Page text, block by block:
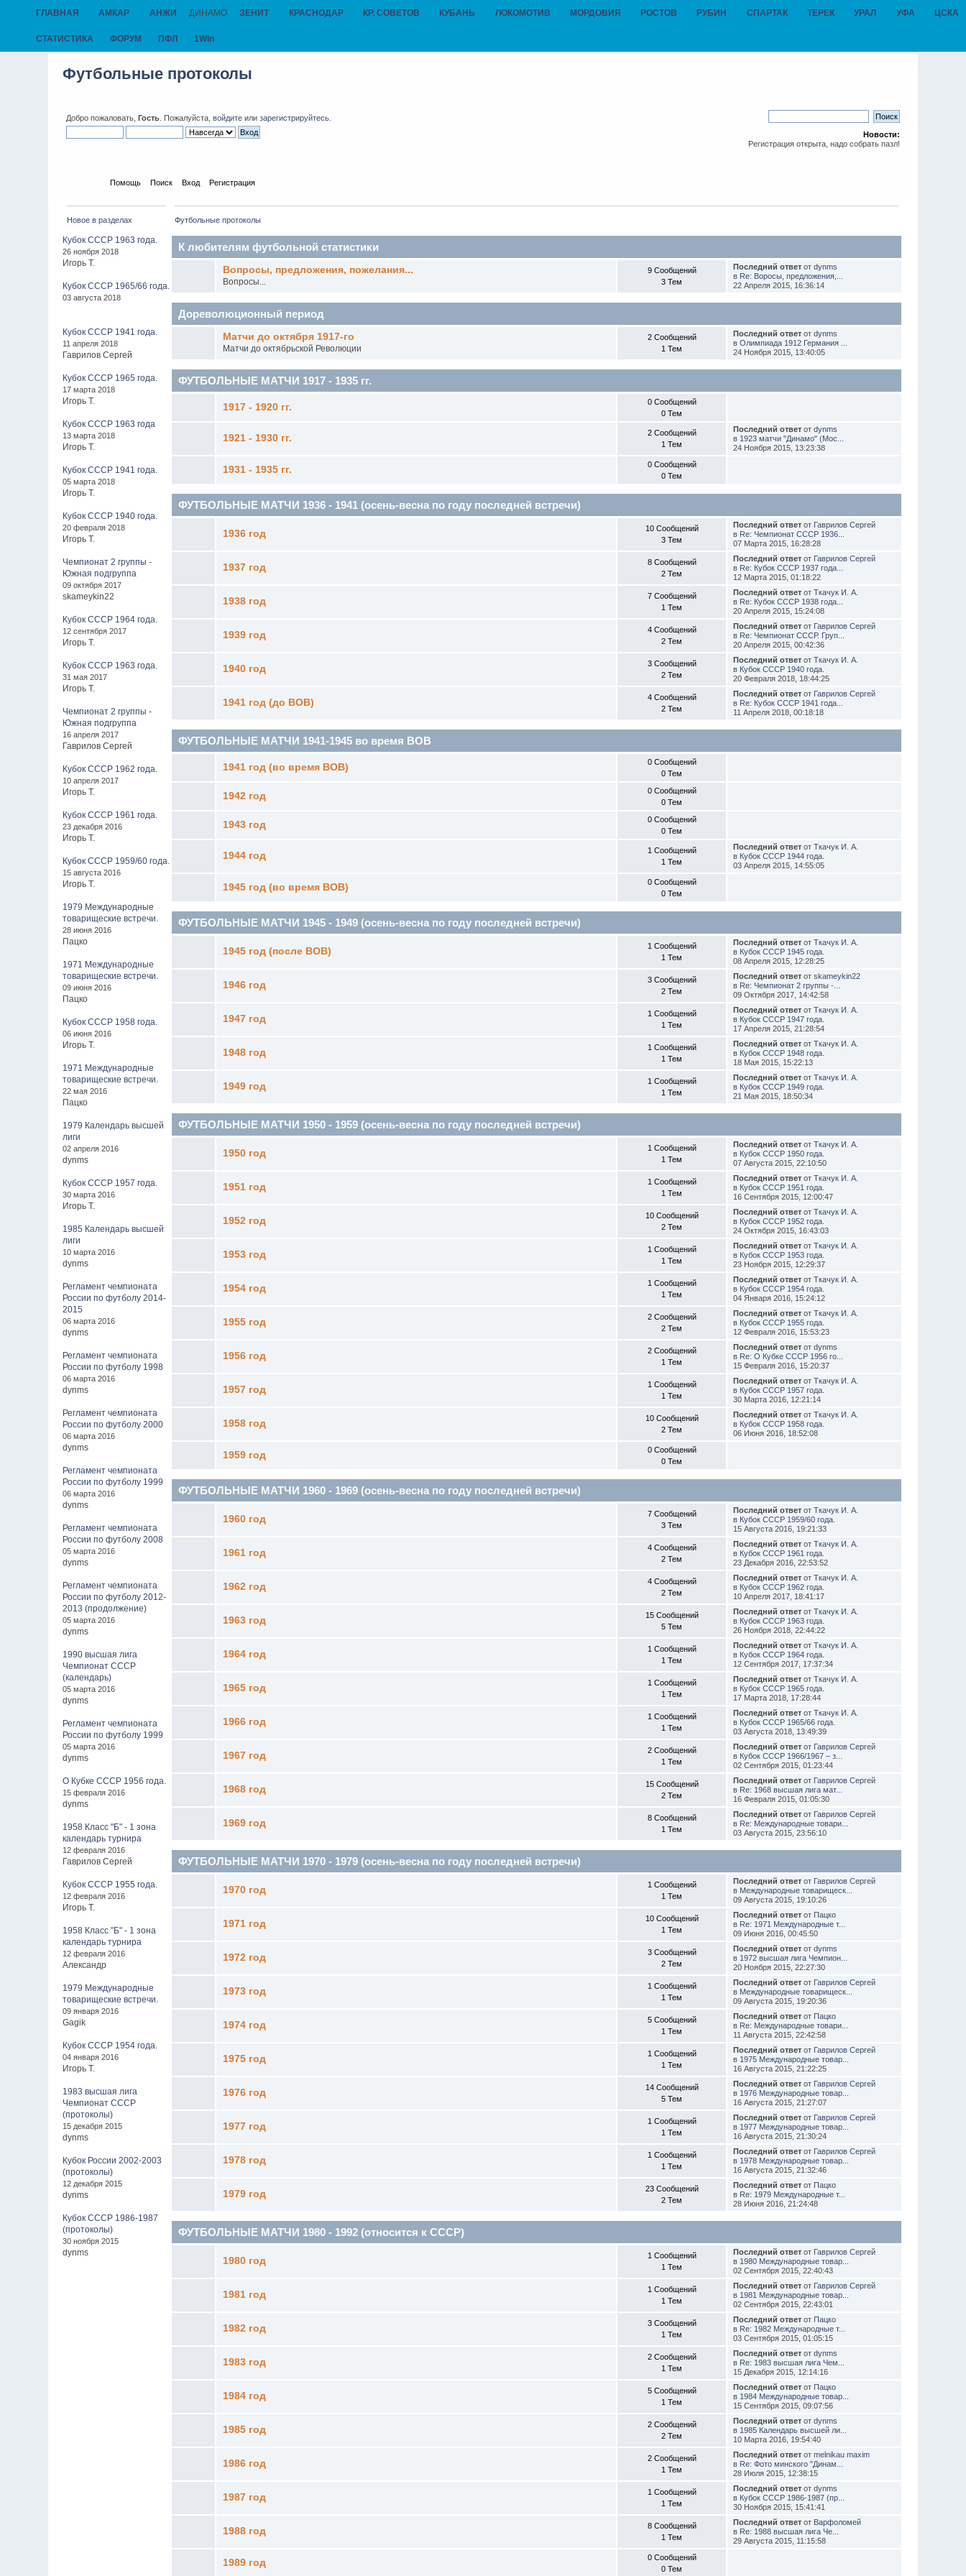
ГЛАВНАЯ АМКАР АНЖИ ДИНАМО ЗЕНИТ КРАСНОДАР КР. СОВЕТОВ КУБАНЬ ЛОКОМОТИВ МОРДОВИЯ РОСТОВ РУБИН СПАРТАК ТЕРЕК УРАЛ УФА ЦСКА
СТАТИСТИКА ФОРУМ ПФЛ 1Win
Футбольные протоколы
Добро пожаловать,Гость . Пожалуйста,войдите илизарегистрируйтесь
Новости:
Регистрация открыта, надо собрать пазл!
Помощь Поиск Вход Регистрация
Новое в разделах
Кубок СССР 1963 года.
26 ноября 2018
Игорь Т.
Кубок СССР 1965/66 года.
03 августа 2018
Кубок СССР 1941 года.
11 апреля 2018
Гаврилов Сергей
Кубок СССР 1965 года.
17 марта 2018
Игорь Т.
Кубок СССР 1963 года
13 марта 2018
Игорь Т.
Кубок СССР 1941 года.
05 марта 2018
Игорь Т.
Кубок СССР 1940 года.
20 февраля 2018
Игорь Т.
Чемпионат 2 группы -
Южная подгруппа
09 октября 2017
skameykin22
Кубок СССР 1964 года.
12 сентября 2017
Игорь Т.
Кубок СССР 1963 года.
31 мая 2017
Игорь Т.
Чемпионат 2 группы -
Южная подгруппа
16 апреля 2017
Гаврилов Сергей
Кубок СССР 1962 года.
10 апреля 2017
Игорь Т.
Кубок СССР 1961 года.
23 декабря 2016
Игорь Т.
Кубок СССР 1959/60 года.
15 августа 2016
Игорь Т.
1979 Международные
товарищеские встречи.
28 июня 2016
Пацко
1971 Международные
товарищеские встречи.
09 июня 2016
Пацко
Кубок СССР 1958 года.
06 июня 2016
Игорь Т.
1971 Международные
товарищеские встречи.
22 мая 2016
Пацко
1979 Календарь высшей
лиги
02 апреля 2016
dynms
Кубок СССР 1957 года.
30 марта 2016
Игорь Т.
1985 Календарь высшей
лиги
10 марта 2016
dynms
Регламент чемпионата
России по футболу 2014-
2015
06 марта 2016
dynms
Регламент чемпионата
России по футболу 1998
06 марта 2016
dynms
Регламент чемпионата
России по футболу 2000
06 марта 2016
dynms
Регламент чемпионата
России по футболу 1999
06 марта 2016
dynms
Регламент чемпионата
России по футболу 2008
05 марта 2016
dynms
Регламент чемпионата
России по футболу 2012-
2013 (продолжение)
05 марта 2016
dynms
1990 высшая лига
Чемпионат СССР
(календарь)
05 марта 2016
dynms
Регламент чемпионата
России по футболу 1999
05 марта 2016
dynms
О Кубке СССР 1956 года.
15 февраля 2016
dynms
1958 Класс "Б" - 1 зона
календарь турнира
12 февраля 2016
Гаврилов Сергей
Кубок СССР 1955 года.
12 февраля 2016
Игорь Т.
1958 Класс "Б" - 1 зона
календарь турнира
12 февраля 2016
Александр
1979 Международные
товарищеские встречи.
09 января 2016
Gagik
Кубок СССР 1954 года.
04 января 2016
Игорь Т.
1983 высшая лига
Чемпионат СССР
(протоколы)
15 декабря 2015
dynms
Кубок России 2002-2003
(протоколы)
12 декабря 2015
dynms
Кубок СССР 1986-1987
(протоколы)
30 ноября 2015
dynms
Футбольные протоколы
К любителям футбольной статистики
Вопросы, предложения, пожелания...
Вопросы...
9 Сообщений
3 Тем
Последний ответот dynms
в Re: Воросы, предложения,...
22 Апреля 2015, 16:36:14
Дореволюционный период
Матчи до октября 1917-го
Матчи до октябрьской Революции
2 Сообщений
1 Тем
Последний ответот dynms
в Олимпиада 1912 Германия ...
24 Ноября 2015, 13:40:05
ФУТБОЛЬНЫЕ МАТЧИ 1917 - 1935 гг.
1917 - 1920 гг.
0 Сообщений
0 Тем
1921 - 1930 гг.
2 Сообщений
1 Тем
Последний ответот dynms
в 1923 матчи "Динамо" (Мос...
24 Ноября 2015, 13:23:38
1931 - 1935 гг.
0 Сообщений
0 Тем
ФУТБОЛЬНЫЕ МАТЧИ 1936 - 1941 (осень-весна по году последней встречи)
1936 год
10 Сообщений
3 Тем
Последний ответот Гаврилов Сергей
в Re: Чемпионат СССР 1936...
07 Марта 2015, 16:28:28
1937 год
8 Сообщений
2 Тем
Последний ответот Гаврилов Сергей
в Re: Кубок СССР 1937 года...
12 Марта 2015, 01:18:22
1938 год
7 Сообщений
1 Тем
Последний ответот Ткачук И. А.
в Re: Кубок СССР 1938 года...
20 Апреля 2015, 15:24:08
1939 год
4 Сообщений
2 Тем
Последний ответот Гаврилов Сергей
в Re: Чемпионат СССР. Груп...
20 Апреля 2015, 00:42:36
1940 год
3 Сообщений
2 Тем
Последний ответот Ткачук И. А.
в Кубок СССР 1940 года.
20 Февраля 2018, 18:44:25
1941 год (до ВОВ)
4 Сообщений
2 Тем
Последний ответот Гаврилов Сергей
в Re: Кубок СССР 1941 года...
11 Апреля 2018, 00:18:18
ФУТБОЛЬНЫЕ МАТЧИ 1941-1945 во время ВОВ
1941 год (во время ВОВ)
0 Сообщений
0 Тем
1942 год
0 Сообщений
0 Тем
1943 год
0 Сообщений
0 Тем
1944 год
1 Сообщений
1 Тем
Последний ответот Ткачук И. А.
в Кубок СССР 1944 года.
03 Апреля 2015, 14:55:05
1945 год (во время ВОВ)
0 Сообщений
0 Тем
ФУТБОЛЬНЫЕ МАТЧИ 1945 - 1949 (осень-весна по году последней встречи)
1945 год (после ВОВ)
1 Сообщений
1 Тем
Последний ответот Ткачук И. А.
в Кубок СССР 1945 года.
08 Апреля 2015, 12:28:25
1946 год
3 Сообщений
2 Тем
Последний ответот skameykin22
в Re: Чемпионат 2 группы -...
09 Октября 2017, 14:42:58
1947 год
1 Сообщений
1 Тем
Последний ответот Ткачук И. А.
в Кубок СССР 1947 года.
17 Апреля 2015, 21:28:54
1948 год
1 Сообщений
1 Тем
Последний ответот Ткачук И. А.
в Кубок СССР 1948 года.
18 Мая 2015, 15:22:13
1949 год
1 Сообщений
1 Тем
Последний ответот Ткачук И. А.
в Кубок СССР 1949 года.
21 Мая 2015, 18:50:34
ФУТБОЛЬНЫЕ МАТЧИ 1950 - 1959 (осень-весна по году последней встречи)
1950 год
1 Сообщений
1 Тем
Последний ответот Ткачук И. А.
в Кубок СССР 1950 года.
07 Августа 2015, 22:10:50
1951 год
1 Сообщений
1 Тем
Последний ответот Ткачук И. А.
в Кубок СССР 1951 года.
16 Сентября 2015, 12:00:47
1952 год
10 Сообщений
2 Тем
Последний ответот Ткачук И. А.
в Кубок СССР 1952 года.
24 Октября 2015, 16:43:03
1953 год
1 Сообщений
1 Тем
Последний ответот Ткачук И. А.
в Кубок СССР 1953 года.
23 Ноября 2015, 12:29:37
1954 год
1 Сообщений
1 Тем
Последний ответот Ткачук И. А.
в Кубок СССР 1954 года.
04 Января 2016, 15:24:12
1955 год
2 Сообщений
2 Тем
Последний ответот Ткачук И. А.
в Кубок СССР 1955 года.
12 Февраля 2016, 15:53:23
1956 год
2 Сообщений
1 Тем
Последний ответот dynms
в Re: О Кубке СССР 1956 го...
15 Февраля 2016, 15:20:37
1957 год
1 Сообщений
1 Тем
Последний ответот Ткачук И. А.
в Кубок СССР 1957 года.
30 Марта 2016, 12:21:14
1958 год
10 Сообщений
2 Тем
Последний ответот Ткачук И. А.
в Кубок СССР 1958 года.
06 Июня 2016, 18:52:08
1959 год
0 Сообщений
0 Тем
ФУТБОЛЬНЫЕ МАТЧИ 1960 - 1969 (осень-весна по году последней встречи)
1960 год
7 Сообщений
3 Тем
Последний ответот Ткачук И. А.
в Кубок СССР 1959/60 года.
15 Августа 2016, 19:21:33
1961 год
4 Сообщений
2 Тем
Последний ответот Ткачук И. А.
в Кубок СССР 1961 года.
23 Декабря 2016, 22:53:52
1962 год
4 Сообщений
2 Тем
Последний ответот Ткачук И. А.
в Кубок СССР 1962 года.
10 Апреля 2017, 18:41:17
1963 год
15 Сообщений
5 Тем
Последний ответот Ткачук И. А.
в Кубок СССР 1963 года.
26 Ноября 2018, 22:44:22
1964 год
1 Сообщений
1 Тем
Последний ответот Ткачук И. А.
в Кубок СССР 1964 года.
12 Сентября 2017, 17:37:34
1965 год
1 Сообщений
1 Тем
Последний ответот Ткачук И. А.
в Кубок СССР 1965 года.
17 Марта 2018, 17:28:44
1966 год
1 Сообщений
1 Тем
Последний ответот Ткачук И. А.
в Кубок СССР 1965/66 года.
03 Августа 2018, 13:49:39
1967 год
2 Сообщений
1 Тем
Последний ответот Гаврилов Сергей
в Кубок СССР 1966/1967 – з...
02 Сентября 2015, 01:23:44
1968 год
15 Сообщений
2 Тем
Последний ответот Гаврилов Сергей
в Re: 1968 высшая лига мат...
16 Февраля 2015, 01:05:30
1969 год
8 Сообщений
1 Тем
Последний ответот Гаврилов Сергей
в Re: Международные товари...
03 Августа 2015, 23:56:10
ФУТБОЛЬНЫЕ МАТЧИ 1970 - 1979 (осень-весна по году последней встречи)
1970 год
1 Сообщений
1 Тем
Последний ответот Гаврилов Сергей
в Международные товарищеск...
09 Августа 2015, 19:10:26
1971 год
10 Сообщений
1 Тем
Последний ответот Пацко
в Re: 1971 Международные т...
09 Июня 2016, 00:45:50
1972 год
3 Сообщений
2 Тем
Последний ответот dynms
в 1972 высшая лига Чемпион...
20 Ноября 2015, 22:27:30
1973 год
1 Сообщений
1 Тем
Последний ответот Гаврилов Сергей
в Международные товарищеск...
09 Августа 2015, 19:20:36
1974 год
5 Сообщений
1 Тем
Последний ответот Пацко
в Re: Международные товари...
11 Августа 2015, 22:42:58
1975 год
1 Сообщений
1 Тем
Последний ответот Гаврилов Сергей
в 1975 Международные товар...
16 Августа 2015, 21:22:25
1976 год
14 Сообщений
5 Тем
Последний ответот Гаврилов Сергей
в 1976 Международные товар...
16 Августа 2015, 21:27:07
1977 год
1 Сообщений
1 Тем
Последний ответот Гаврилов Сергей
в 1977 Международные товар...
16 Августа 2015, 21:30:24
1978 год
1 Сообщений
1 Тем
Последний ответот Гаврилов Сергей
в 1978 Международные товар...
16 Августа 2015, 21:32:46
1979 год
23 Сообщений
2 Тем
Последний ответот Пацко
в Re: 1979 Международные т...
28 Июня 2016, 21:24:48
ФУТБОЛЬНЫЕ МАТЧИ 1980 - 1992 (относится к СССР)
1980 год
1 Сообщений
1 Тем
Последний ответот Гаврилов Сергей
в 1980 Международные товар...
02 Сентября 2015, 22:40:43
1981 год
1 Сообщений
1 Тем
Последний ответот Гаврилов Сергей
в 1981 Международные товар...
02 Сентября 2015, 22:43:01
1982 год
3 Сообщений
1 Тем
Последний ответот Пацко
в Re: 1982 Международные т...
03 Сентября 2015, 01:05:15
1983 год
2 Сообщений
1 Тем
Последний ответот dynms
в Re: 1983 высшая лига Чем...
15 Декабря 2015, 12:14:16
1984 год
5 Сообщений
1 Тем
Последний ответот Пацко
в 1984 Международные товар...
15 Сентября 2015, 09:07:56
1985 год
2 Сообщений
2 Тем
Последний ответот dynms
в 1985 Календарь высшей ли...
10 Марта 2016, 19:54:40
1986 год
2 Сообщений
1 Тем
Последний ответот melnikau maxim
в Re: Фото минского "Динам...
28 Июля 2015, 12:38:15
1987 год
1 Сообщений
1 Тем
Последний ответот dynms
в Кубок СССР 1986-1987 (пр...
30 Ноября 2015, 15:41:41
1988 год
8 Сообщений
1 Тем
Последний ответот Варфоломей
в Re: 1988 высшая лига Че...
29 Августа 2015, 11:15:58
1989 год
0 Сообщений
0 Тем